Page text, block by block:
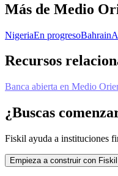
Más de Medio
NigeriaEn progresoBahrain
Recursos
Banca abierta en Medio
¿Buscas
Fiskil ayuda a instituciones
Empieza a construir con Fiskil